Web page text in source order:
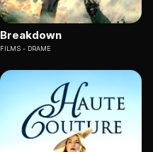
Breakdown
FILMS DRAME